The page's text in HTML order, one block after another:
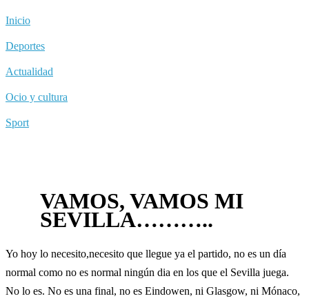
Inicio
Deportes
Actualidad
Ocio y cultura
Sport
VAMOS, VAMOS MI
SEVILLA………..
Yo hoy lo necesito,necesito que llegue ya el partido, no es un día
normal como no es normal ningún dia en los que el Sevilla juega.
No lo es. No es una final, no es Eindowen, ni Glasgow, ni Mónaco,